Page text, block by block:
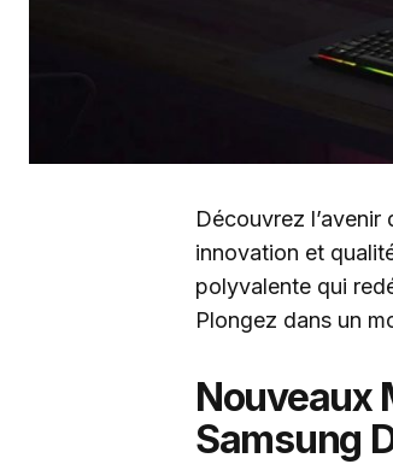
Découvrez
innovation et
polyvalente qui
Plongez dans un
Nouveaux
Samsung